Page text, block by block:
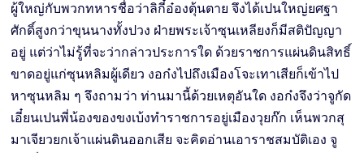
ผู้ใหญ่กับพวกทหารชื่อว่าลิกี๋อ๋องตุ้นตาย จึงได้เปนใหญ่ยศฐา
ศักดิ์สูงกว่าขุนนางทั้งปวง ฝ่ายพระเจ้าซุนเหลียงก็มีสติปัญญา
อยู่ แต่ว่าไม่รู้ที่จะว่ากล่าวประการใด ด้วยราชการแผ่นดินสิทธิ์
ขาดอยู่แก่ซุนหลิมผู้เดียว งอก๋งไปถึงเมืองโจะเทาเสียก็เข้าไป
หาซุนหลิม ๆ จึงถามว่า ท่านมานี้ด้วยเหตุอันใด งอก๋งจึงว่าจูกัด
เอี๋ยนเปนพี่น้องของขงเบ้งทำราชการอยู่เมืองวุยก๊ก เห็นพวกสุ
มาเจียวยกเจ้าแผ่นดินออกเสีย จะคิดอ่านเอาราชสมบัติเอง จู